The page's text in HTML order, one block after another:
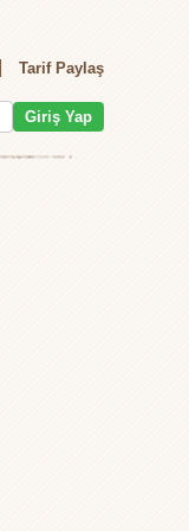
Tarif Paylaş
Giriş Yap